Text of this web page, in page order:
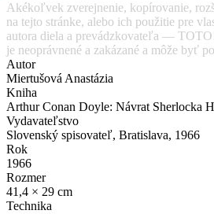
Akékoľvek zverejnenie, kopírovanie,
na tejto stránke, alebo ich použitie pre
autora diela a prevádzkovateľa —
je neoprávnené a zakázané a môže byť
Autor
Miertušová Anastázia
Kniha
Arthur Conan Doyle: Návrat Sherlocka
Vydavateľstvo
Slovenský spisovateľ, Bratislava, 1966
Rok
1966
Rozmer
41,4 × 29 cm
Technika